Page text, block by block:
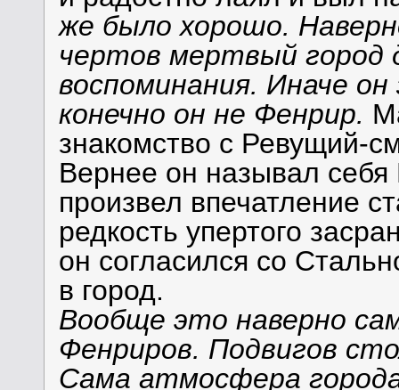
же было хорошо.
чертов мертвый город
воспоминания. Иначе
конечно он не Фенрир.
знакомство с Ревущий-
Вернее он называл
произвел впечатление
редкость упертого
он согласился со
в город.
Вообще это наверно
Фенриров. Подвигов
Сама атмосфера